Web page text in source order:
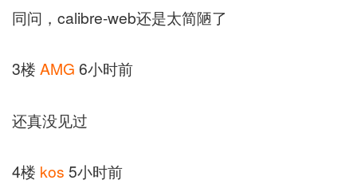
同问，calibre-web还是太简陋了
3楼 AMG 6小时前
还真没见过
4楼 kos 5小时前